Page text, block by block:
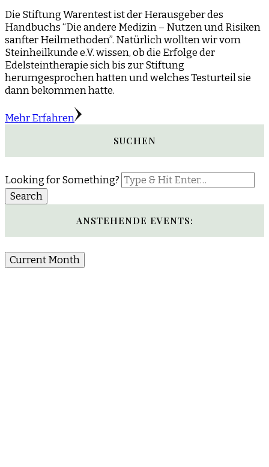
Die Stiftung Warentest ist der Herausgeber des
Handbuchs “Die andere Medizin – Nutzen und Risiken
sanfter Heilmethoden”. Natürlich wollten wir vom
Steinheilkunde e.V. wissen, ob die Erfolge der
Edelsteintherapie sich bis zur Stiftung
herumgesprochen hatten und welches Testurteil sie
dann bekommen hatte.
Mehr Erfahren
SUCHEN
Looking for Something?
ANSTEHENDE EVENTS:
Current Month